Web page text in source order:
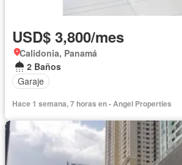
USD$ 3,800/mes
Calidonia, Panamá
2 Baños
Garaje
Hace 1 semana, 7 horas en - Angel Properties